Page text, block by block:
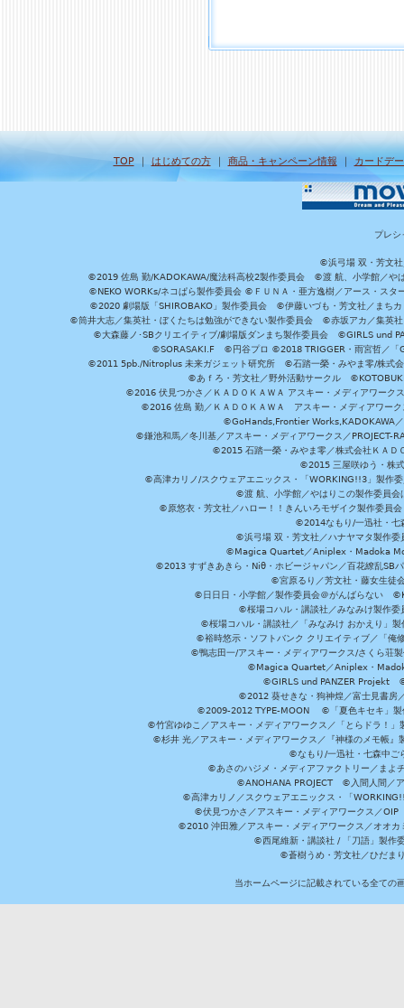
TOP｜ はじめての方｜ 商品・キャンペーン情報 ｜ カードデ
プレシ
©浜弓場 双・芳文社
©2019 佐島 勤/KADOKAWA/魔法科高校2製作委員会 ©渡 航、小学館／や
©NEKO WORKs/ネコぱら製作委員会 ©ＦＵＮＡ・亜方逸樹／アース・ス
©2020 劇場版「SHIROBAKO」製作委員会 ©伊藤いづも・芳文社／まち
©筒井大志／集英社・ぼくたちは勉強ができない製作委員会 ©赤坂アカ／集英
©大森藤ノ･SBクリエイティブ/劇場版ダンまち製作委員会 ©GIRLS und
©SORASAKI.F ©円谷プロ ©2018 TRIGGER・雨宮哲／
©2011 5pb./Nitroplus 未来ガジェット研究所 ©石踏一榮・みやま零/株式
©あｆろ・芳文社／野外活動サークル
©2016 伏見つかさ／ＫＡＤＯＫＡＷＡ アスキー・メディアワー
©2016 佐島 勤／ＫＡＤＯＫＡＷＡ アスキー・メディアワ
©GoHands,Frontier Works,KADOKAWA
©鎌池和馬／冬川基／アスキー・メディアワークス／
©2015 石踏一榮・みやま零／株式会社ＫＡＤ
©2015 三屋咲ゆう・株
©高津カリノ/スクウェアエニックス・「WORKING!!3」製作
©渡 航、小学館／やはりこの製作委員
©原悠衣・芳文社／ハロー！！きんいろモザイク製作委員
©2014なもり/一迅社・
©浜弓場 双・芳文社／ハナヤマタ製作
©Magica Quartet／Aniplex・Madoka
©2013 すずきあきら・Niθ・ホビージャパン／百花繚乱
©宮原るり／芳文社・藤女生徒
©日日日・小学館／製作委員会＠がんばらない
©桜場コハル・講談社／みなみけ製作
©桜場コハル・講談社／「みなみけ おかえり」
©裕時悠示・ソフトバンク クリエイティブ／「
©鴨志田一/アスキー・メディアワークス/さく
©Magica Quartet／Aniplex・
©GIRLS und PANZER Projekt ©
©2012 葵せきな・狗神煌／富士見書
©2009-2012 TYPE-MOON ©「夏色キセキ」製
©竹宮ゆゆこ／アスキー・メディアワークス／「とらドラ！
©杉井 光／アスキー・メディアワークス／『神様のメモ帳
©なもり/一迅社・七森中
©あさのハジメ・メディアファクトリー／ま
©ANOHANA PROJECT ©入間人間／ア
©高津カリノ／スクウェアエニックス・「
©伏見つかさ／アスキー・メディアワークス／
©2010 沖田雅／アスキー・メディアワークス／オオ
©西尾維新・講談社 / 「刀語」製作
©蒼樹うめ・芳文社／ひだま
当ホームページに記載されている全ての